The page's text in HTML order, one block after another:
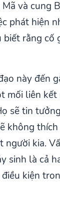
và cung
phát hiện
biết rằng cố
này đến
mối liên
sẽ tin
không
người kia.
sinh là cả
kiện